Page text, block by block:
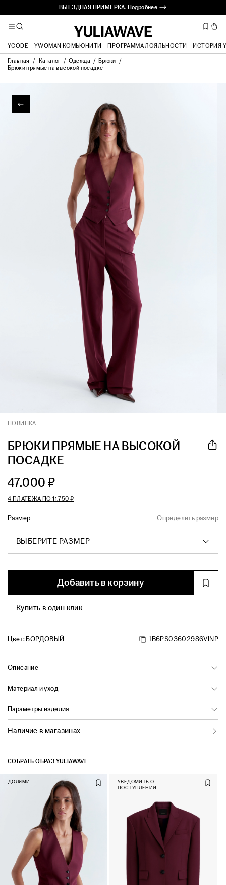
ВЫЕЗДНАЯ ПРИМЕРКА. Подробнее ⟶
YCODE YWOMAN КОМЬЮНИТИ ПРОГРАММА ЛОЯЛЬНОСТИ ИСТОРИЯ
Главная Каталог Одежда
Брюки
Брюки прямые на высокой посадке
НОВИНКА
БРЮКИ ПРЯМЫЕ НА ВЫСОКОЙ
ПОСАДКЕ
47.000 ₽
4 ПЛАТЕЖА ПО11.750 ₽
Размер Определить размер
ВЫБЕРИТЕ РАЗМЕР
Добавить в корзину
Купить в один клик
Цвет:БОРДОВЫЙ 1B6PS03602986VINP
Описание
Материал и уход
Параметры изделия
Наличие в магазинах
СОБРАТЬ ОБРАЗ YULIAWAVE
ДОЛЯМИ
УВЕДОМИТЬ О
ПОСТУПЛЕНИИ